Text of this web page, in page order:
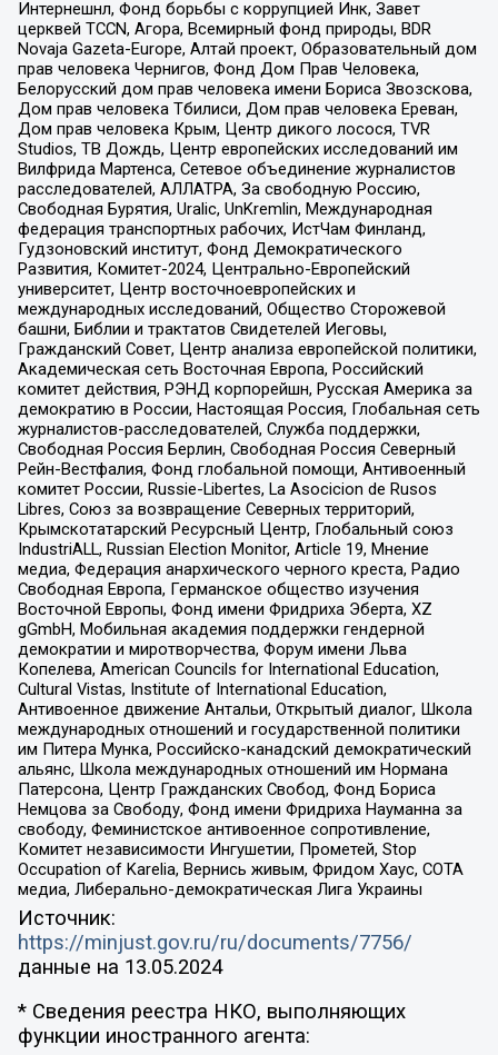
Интернешнл, Фонд борьбы с коррупцией Инк, Завет
церквей TCCN, Агора, Всемирный фонд природы, BDR
Novaja Gazeta-Europe, Алтай проект, Образовательный дом
прав человека Чернигов, Фонд Дом Прав Человека,
Белорусский дом прав человека имени Бориса Звозскова,
Дом прав человека Тбилиси, Дом прав человека Ереван,
Дом прав человека Крым, Центр дикого лосося, TVR
Studios, ТВ Дождь, Центр европейских исследований им
Вилфрида Мартенса, Сетевое объединение журналистов
расследователей, АЛЛАТРА, За свободную Россию,
Свободная Бурятия, Uralic, UnKremlin, Международная
федерация транспортных рабочих, ИстЧам Финланд,
Гудзоновский институт, Фонд Демократического
Развития, Комитет-2024, Центрально-Европейский
университет, Центр восточноевропейских и
международных исследований, Общество Сторожевой
башни, Библии и трактатов Свидетелей Иеговы,
Гражданский Совет, Центр анализа европейской политики,
Академическая сеть Восточная Европа, Российский
комитет действия, РЭНД корпорейшн, Русская Америка за
демократию в России, Настоящая Россия, Глобальная сеть
журналистов-расследователей, Служба поддержки,
Свободная Россия Берлин, Свободная Россия Северный
Рейн-Вестфалия, Фонд глобальной помощи, Антивоенный
комитет России, Russie-Libertes, La Asocicion de Rusos
Libres, Союз за возвращение Северных территорий,
Крымскотатарский Ресурсный Центр, Глобальный союз
IndustriALL, Russian Election Monitor, Article 19, Мнение
медиа, Федерация анархического черного креста, Радио
Свободная Европа, Германское общество изучения
Восточной Европы, Фонд имени Фридриха Эберта, XZ
gGmbH, Мобильная академия поддержки гендерной
демократии и миротворчества, Форум имени Льва
Копелева, American Councils for International Education,
Cultural Vistas, Institute of International Education,
Антивоенное движение Антальи, Открытый диалог, Школа
международных отношений и государственной политики
им Питера Мунка, Российско-канадский демократический
альянс, Школа международных отношений им Нормана
Патерсона, Центр Гражданских Свобод, Фонд Бориса
Немцова за Свободу, Фонд имени Фридриха Науманна за
свободу, Феминистское антивоенное сопротивление,
Комитет независимости Ингушетии, Прометей, Stop
Occupation of Karelia, Вернись живым, Фридом Хаус, СОТА
медиа, Либерально-демократическая Лига Украины
Источник:
https://minjust.gov.ru/ru/documents/7756/
данные на 13.05.2024
* Сведения реестра НКО, выполняющих
функции иностранного агента: